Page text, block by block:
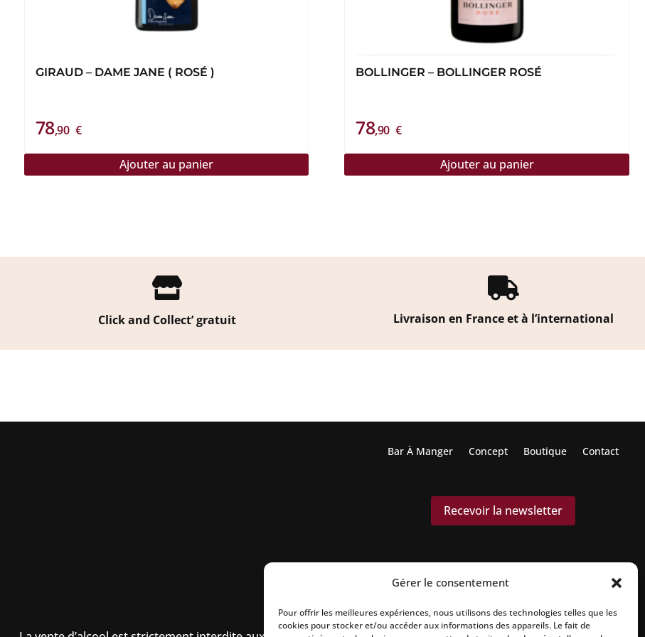
Gérer le consentement
Pour offrir les meilleures expériences, nous utilisons des technologies telles que les
cookies pour stocker et/ou accéder aux informations des appareils. Le fait de
GIRAUD – DAME JANE ( ROSÉ )
78,90 €
Ajouter au panier
BOLLINGER – BOLLINGER ROSÉ
78,90 €
Ajouter au panier

Click and Collect’ gratuit

Livraison en France et à l’international
Bar À Manger Concept Boutique Contact
Recevoir la newsletter